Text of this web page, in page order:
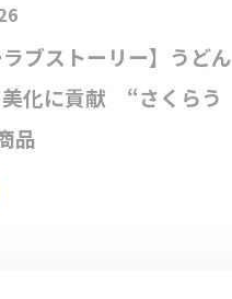
ラブストーリー】うどん
美化に貢献 “さくらう
品